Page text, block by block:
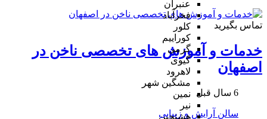
عنبران
فخرآباد
کلور
کوراییم
گرمی
گیوی
لاهرود
مشگین شهر
نمین
نیر
هشتجین
تماس بگیرید
خدمات و آموزش های تخصصی ناخن در
اصفهان
6 سال قبل
سالن آرایش و زیبایی